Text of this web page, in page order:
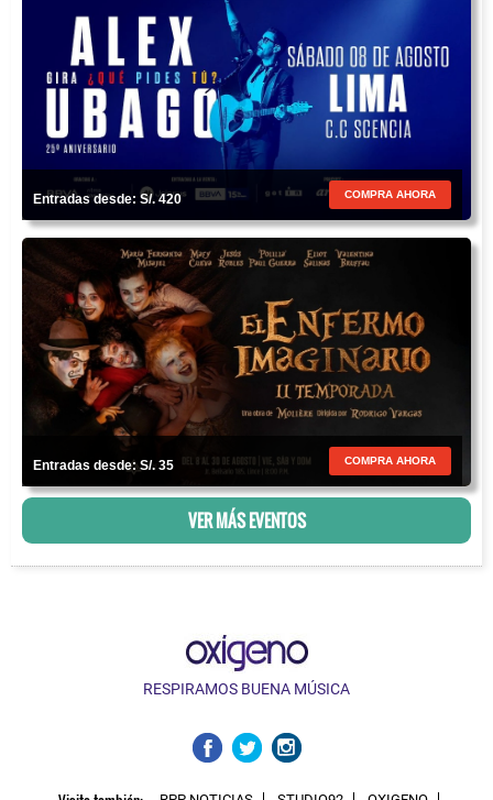
Entradas desde: S/. 420 COMPRA AHORA
Entradas desde: S/. 35 COMPRA AHORA
VER MÁS EVENTOS
RESPIRAMOS BUENA MÚSICA